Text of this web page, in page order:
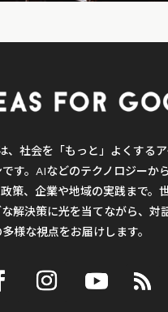
、社会を「もっと」よくする
す。AIなどのテクノロジーか
策、企業や地域の実践まで。
解決策に光を当てながら、対
様な視点をお届けします。